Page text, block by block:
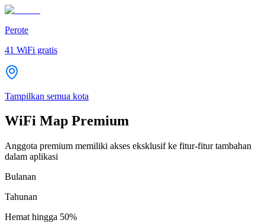
Perote
41 WiFi gratis
Tampilkan semua kota
WiFi Map Premium
Anggota premium memiliki akses eksklusif ke fitur-fitur tambahan
dalam aplikasi
Bulanan
Tahunan
Hemat hingga 50%